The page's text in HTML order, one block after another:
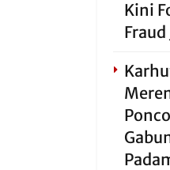
Kini
Fraud